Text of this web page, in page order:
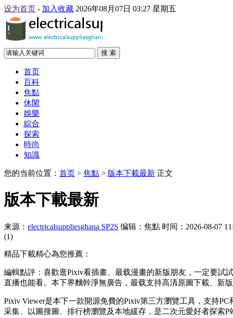
设为首页 - 加入收藏 2026年08月07日 03:27 星期五
搜 索
首页
百科
焦點
休閑
娛樂
綜合
探索
時尚
知識
您的当前位置： 首页 > 焦點 > 版本下載最新 正文
版本下載最新
来源： electricalsuppliesghana SP2S 编辑：焦點 时间：2026-08-07
(1)
精品下載精心為您推薦：
編輯點評：喜歡逛Pixiv看插畫、最载漫畫的新版朋友，一定要試
直播也能看。本下界麵幹淨無廣告，最载支持高清原圖下載、新
Pixiv Viewer是本下一款開源免費的Pixiv第三方瀏覽工具，支持
采集、以圖搜圖、排行榜瀏覽及本地緩存，是二次元愛好者探索P